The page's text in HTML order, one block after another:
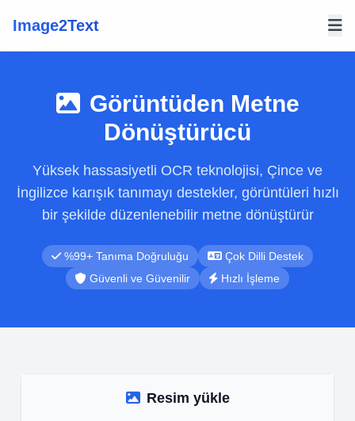
Image2Text
Görüntüden Metne
Dönüştürücü
Yüksek hassasiyetli OCR teknolojisi, Çince ve
İngilizce karışık tanımayı destekler, görüntüleri hızlı
bir şekilde düzenlenebilir metne dönüştürür
%99+ Tanıma Doğruluğu
Çok Dilli Destek
Güvenli ve Güvenilir
Hızlı İşleme
Resim yükle